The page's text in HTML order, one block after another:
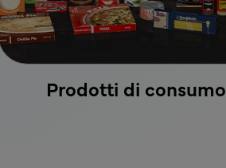
Prodotti di consumo